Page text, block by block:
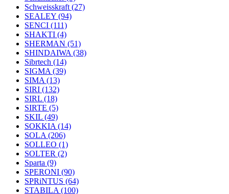
Schweisskraft (27)
SEALEY (94)
SENCI (111)
SHAKTI (4)
SHERMAN (51)
SHINDAIWA (38)
Sibrtech (14)
SIGMA (39)
SIMA (13)
SIRI (132)
SIRL (18)
SIRTE (5)
SKIL (49)
SOKKIA (14)
SOLA (206)
SOLLEO (1)
SOLTER (2)
Sparta (9)
SPERONI (90)
SPRiNTUS (64)
STABILA (100)